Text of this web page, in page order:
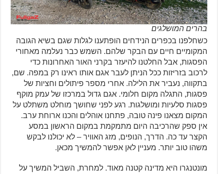
בהרים המושלגים
כשחלפנו בכפרים הנידחים הופתענו לגלות שגם בשיא הגובה
המקומיים חיים עם הבקר שלהם. השמש כבר נעלמה מאחורי
הפסגות, אבל החלטנו להיעזר בקרני האור האחרונות כדי
לרכוב בזריזות ככל הניתן לעבר אגם אותו ראינו רק במפה. שם,
בתקווה, נעביר את הלילה. אחרי מספר פיתולים וחציות של
פסגות, התגלה מקום חלומי. אגם גדול במרכזו של עמק מוקף
פסגות סלעיות ומושלגות. רגע לפני שחושך מוחלט משתלט על
המקום מצאנו פינה טובה, פתחנו אוהלים והכנו ארוחת ערב.
אין ספק שהרכיבה היום מתמקמת במקום הראשון במסע
הקצר עד כה. הדרך, הנופים, מזג האוויר – לא יכולנו לבקש
משהו טוב יותר. מעניין לאן אפשר להמשיך מכאן.
מונטנגרו היא מדינה קטנה מאוד. למחרת, השביל המשיך על